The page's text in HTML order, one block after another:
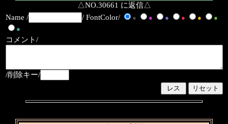
△NO.30661 に返信△
Name /
/ FontColor/ ● ● ● ● ●
●
●
コメント/
/削除キー/